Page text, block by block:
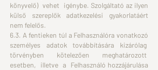
könyvelő) vehet igénybe. Szolgáltató az ilyen
külső szereplők adatkezelési gyakorlatáért
nem felelős.
6.3. A fentieken túl a Felhasználóra vonatkozó
személyes adatok továbbítására kizárólag
törvényben kötelezően meghatározott
esetben, illetve a Felhasználó hozzájárulása